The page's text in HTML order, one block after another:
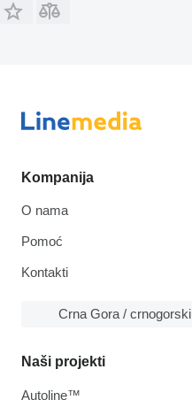
Kompanija
O nama
Pomoć
Kontakti
Crna Gora / crnogorski
Naši projekti
Autoline™